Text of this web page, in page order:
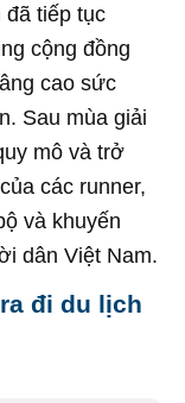
đã tiếp tục
cộng đồng
cao sức
Sau mùa giải
mô và trở
các runner,
và khuyến
dân Việt Nam.
đi du lịch